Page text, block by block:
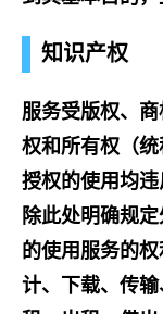
知识产权
服务受版权、
权和所有权（统
授权的使用均违
除此处明确规
的使用服务的
计、下载、传